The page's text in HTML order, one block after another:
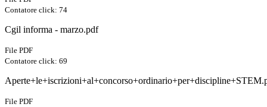
Contatore click: 74
Cgil informa - marzo.pdf
File PDF
Contatore click: 69
File PDF